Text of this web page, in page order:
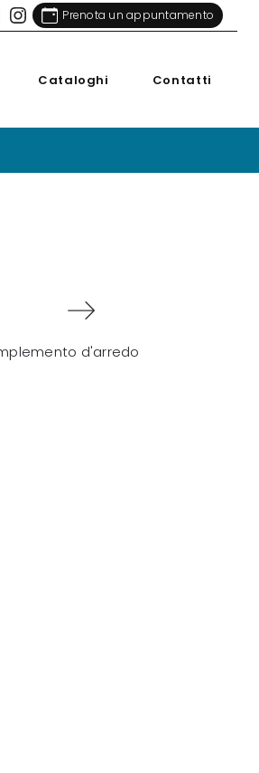
Prenota un appuntamento
Cataloghi Contatti
d'arredo